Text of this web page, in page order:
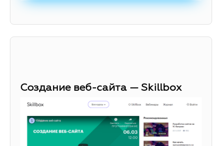
Создание веб-сайта — Skillbox